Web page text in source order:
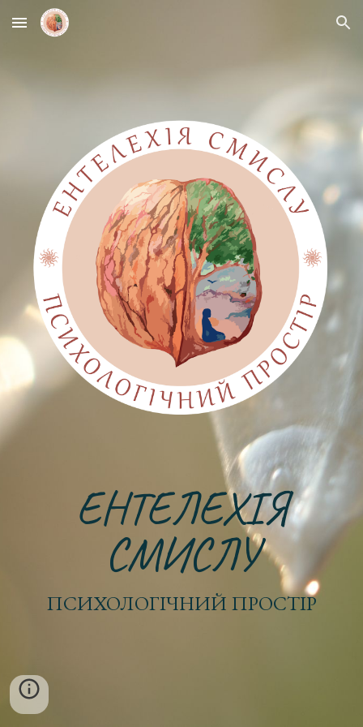
Skip to main content Skip to navigation
ЕНТЕЛЕХІЯ
СМИСЛУ
ПСИХОЛОГІЧНИЙ ПРОСТІР